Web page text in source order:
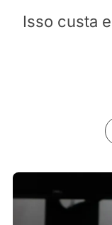
Isso custa